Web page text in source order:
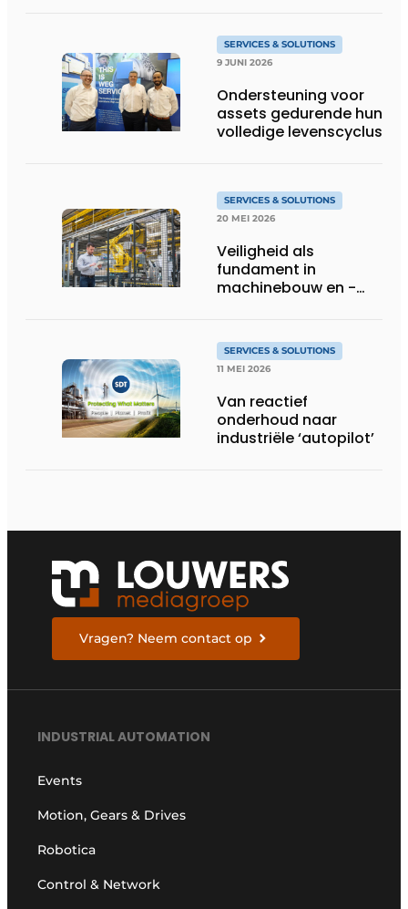
SERVICES & SOLUTIONS
9 JUNI 2026
Ondersteuning voor
assets gedurende hun
volledige levenscyclus
SERVICES & SOLUTIONS
20 MEI 2026
Veiligheid als
fundament in
machinebouw en -
SERVICES & SOLUTIONS
11 MEI 2026
Van reactief
onderhoud naar
industriële ‘autopilot’
Vragen? Neem contact op
INDUSTRIAL AUTOMATION
Events
Motion, Gears & Drives
Robotica
Control & Network